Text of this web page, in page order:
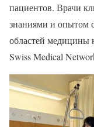
пациентов. Врачи
знаниями и опытом
областей медицины
Swiss Medical